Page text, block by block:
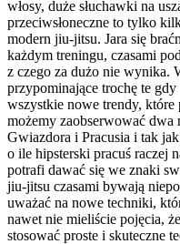
włosy, duże słuchawki na
przeciwsłoneczne to tylko
modern jiu-jitsu. Jara się
każdym treningu, czasami
z czego za dużo nie wynika.
przypominające trochę te
wszystkie nowe trendy,
możemy zaobserwować dwa
Gwiazdora i Pracusia i tak
o ile hipsterski pracuś raczej
potrafi dawać się we znaki
jiu-jitsu czasami bywają
uważać na nowe techniki,
nawet nie mieliście pojęcia,
stosować proste i skuteczne